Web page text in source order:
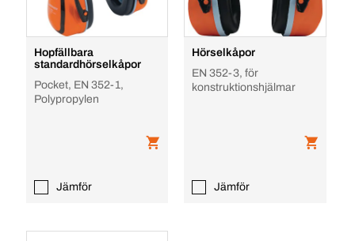
Hopfällbara
standardhörselkåpor
Pocket, EN 352-1,
Polypropylen
Jämför
Hörselkåpor
EN 352-3, för
konstruktionshjälmar
Jämför